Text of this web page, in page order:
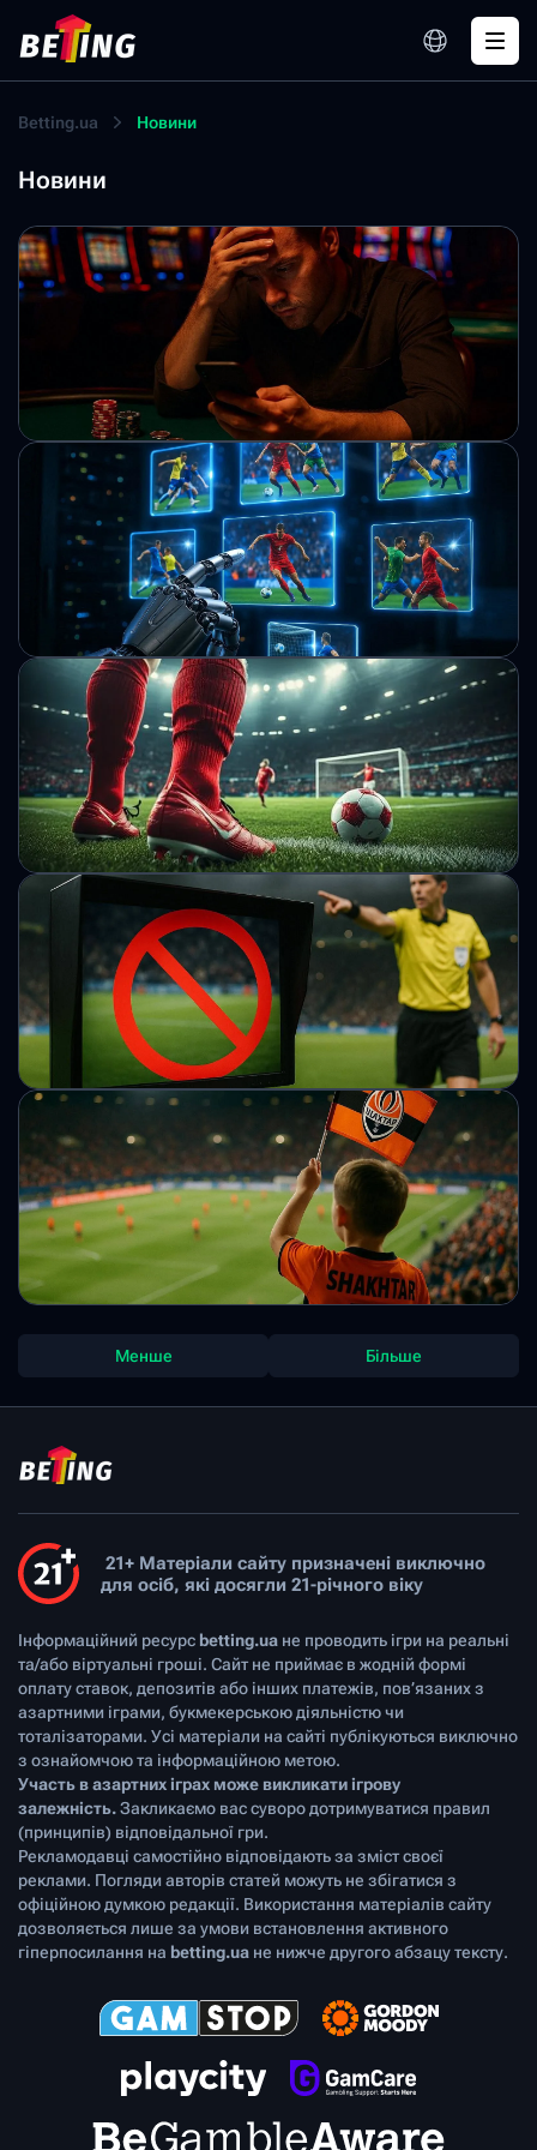
Betting.ua Новини
Новини
Українці можуть оцінити рівень своєї
ігрової залежності: як пройти тестування
онлайн
Нові цифрові інструменти дозволяють швидко перевірити
схильність до залежності. Також доступні механізми
обмеження участі в азартних іграх.
Михайло Кузьменко
Суперкомп'ютер Opta визначив головного
фаворита Ліги чемпіонів
Аналітична модель оцінила ймовірності перемоги клубів у
турнірі. Розрив між лідером і переслідувачами
залишається суттєвим.
Михайло Кузьменко
Кейн обійшов Шевченка в рейтингу
найкращих бомбардирів Ліги чемпіонів в
історії
Англійський форвард досяг історичної позначки
результативності в єврокубках. Це дозволило йому
піднятися у рейтингу найкращих бомбардирів Ліги
Михайло Кузьменко
УЄФА може обмежити використання
системи VAR у футболі
Представники топ-чемпіонатів планують узгодити підходи
до використання відеоповторів. Основна увага —
швидкість рішень і мінімізація втручань.
Михайло Кузьменко
Попри домашню поразку, донецький клуб зберіг перевагу
Нідерландів.
Михайло Кузьменко
Менше Більше
21+ Матеріали сайту призначені виключно
для осіб, які досягли 21-річного віку
Інформаційний ресурс betting.ua не проводить ігри на реальні
та/або віртуальні гроші. Сайт не приймає в жодній формі
оплату ставок, депозитів або інших платежів, пов’язаних з
азартними іграми, букмекерською діяльністю чи
тоталізаторами. Усі матеріали на сайті публікуються виключно
з ознайомчою та інформаційною метою.
Участь в азартних іграх може викликати ігрову
залежність.Закликаємо вас суворо дотримуватися правил
(принципів) відповідальної гри.
Рекламодавці самостійно відповідають за зміст своєї
реклами. Погляди авторів статей можуть не збігатися з
офіційною думкою редакції. Використання матеріалів сайту
дозволяється лише за умови встановлення активного
гіперпосилання на betting.ua не нижче другого абзацу тексту.